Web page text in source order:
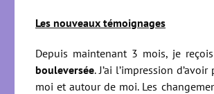
Les nouveaux témoignages
Depuis maintenant 3 mois, je
bouleversée. J’ai l’impression
moi et autour de moi. Les